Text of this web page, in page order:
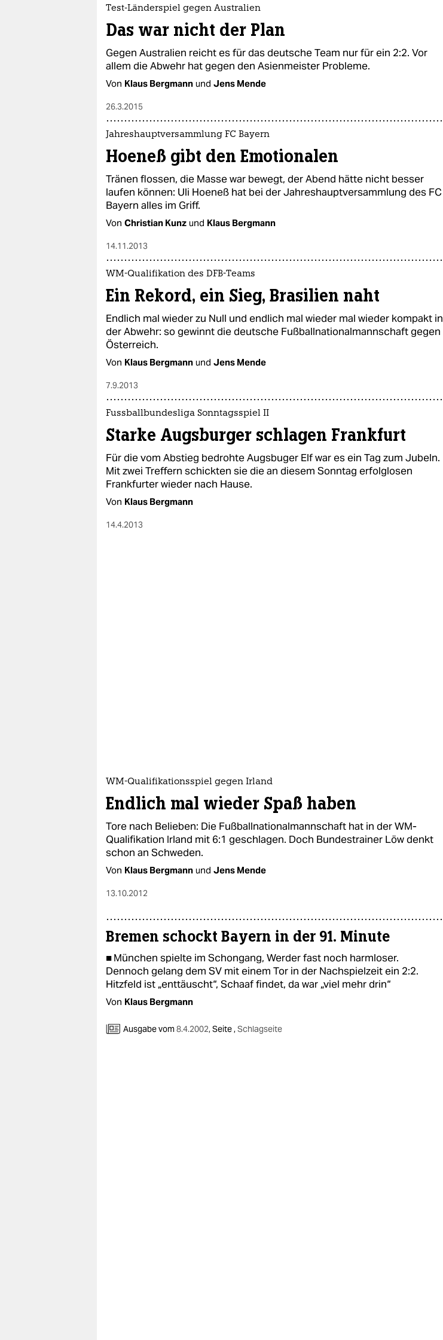
epaper login
Test-Länderspiel gegen Australien
Das war nicht der Plan
Gegen Australien reicht es für das deutsche Team nur für ein 2:2. Vor
allem die Abwehr hat gegen den Asienmeister Probleme.
Von Klaus Bergmann und Jens Mende
26.3.2015
Jahreshauptversammlung FC Bayern
Hoeneß gibt den Emotionalen
Tränen flossen, die Masse war bewegt, der Abend hätte nicht besser
laufen können: Uli Hoeneß hat bei der Jahreshauptversammlung des FC
Bayern alles im Griff.
Von Christian Kunz und Klaus Bergmann
14.11.2013
WM-Qualifikation des DFB-Teams
Ein Rekord, ein Sieg, Brasilien naht
Endlich mal wieder zu Null und endlich mal wieder mal wieder kompakt in
der Abwehr: so gewinnt die deutsche Fußballnationalmannschaft gegen
Österreich.
Von Klaus Bergmann und Jens Mende
7.9.2013
Fussballbundesliga Sonntagsspiel II
Starke Augsburger schlagen Frankfurt
Für die vom Abstieg bedrohte Augsbuger Elf war es ein Tag zum Jubeln.
Mit zwei Treffern schickten sie die an diesem Sonntag erfolglosen
Frankfurter wieder nach Hause.
Von Klaus Bergmann
14.4.2013
WM-Qualifikationsspiel gegen Irland
Endlich mal wieder Spaß haben
Tore nach Belieben: Die Fußballnationalmannschaft hat in der WM-
Qualifikation Irland mit 6:1 geschlagen. Doch Bundestrainer Löw denkt
schon an Schweden.
Von Klaus Bergmann und Jens Mende
13.10.2012
Bremen schockt Bayern in der 91. Minute
■ München spielte im Schongang, Werder fast noch harmloser.
Dennoch gelang dem SV mit einem Tor in der Nachspielzeit ein 2:2.
Hitzfeld ist „enttäuscht“, Schaaf findet, da war „viel mehr drin“
Von Klaus Bergmann
Ausgabe vom8.4.2002,Seite ,Schlagseite